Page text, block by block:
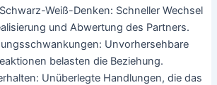
Weiß-Denken: Schneller Wechsel
und Abwertung des Partners.
Unvorhersehbare
belasten die Beziehung.
Unüberlegte Handlungen, die das